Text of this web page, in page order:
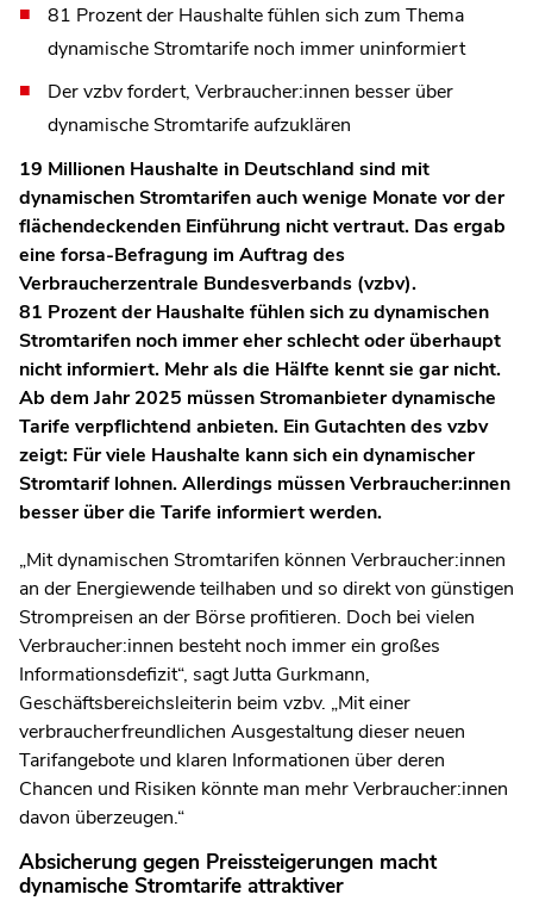
81 Prozent der Haushalte fühlen sich zum Thema
dynamische Stromtarife noch immer uninformiert
Der vzbv fordert, Verbraucher:innen besser über
dynamische Stromtarife aufzuklären
19 Millionen Haushalte in Deutschland sind mit
dynamischen Stromtarifen auch wenige Monate vor der
flächendeckenden Einführung nicht vertraut. Das ergab
eine forsa-Befragung im Auftrag des
Verbraucherzentrale Bundesverbands (vzbv).
81 Prozent der Haushalte fühlen sich zu dynamischen
Stromtarifen noch immer eher schlecht oder überhaupt
nicht informiert. Mehr als die Hälfte kennt sie gar nicht.
Ab dem Jahr 2025 müssen Stromanbieter dynamische
Tarife verpflichtend anbieten. Ein Gutachten des vzbv
zeigt: Für viele Haushalte kann sich ein dynamischer
Stromtarif lohnen. Allerdings müssen Verbraucher:innen
besser über die Tarife informiert werden.
„Mit dynamischen Stromtarifen können Verbraucher:innen
an der Energiewende teilhaben und so direkt von günstigen
Strompreisen an der Börse profitieren. Doch bei vielen
Verbraucher:innen besteht noch immer ein großes
Informationsdefizit“, sagt Jutta Gurkmann,
Geschäftsbereichsleiterin beim vzbv. „Mit einer
verbraucherfreundlichen Ausgestaltung dieser neuen
Tarifangebote und klaren Informationen über deren
Chancen und Risiken könnte man mehr Verbraucher:innen
davon überzeugen.“
Absicherung gegen Preissteigerungen macht
dynamische Stromtarife attraktiver